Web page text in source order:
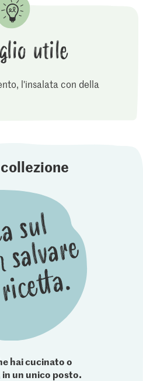
utile
l'insalata con della
hai cucinato o
un unico posto.